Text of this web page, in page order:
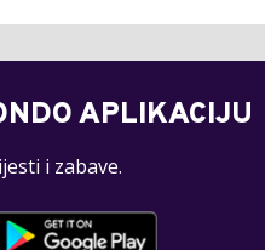
APLIKACIJU
i zabave.